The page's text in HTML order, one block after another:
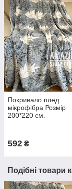
Покривало плед
мікрофібра Розмір
200*220 см.
592 ₴
Подібні товари